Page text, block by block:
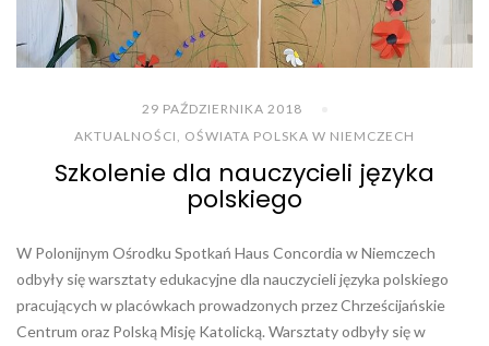
29 PAŹDZIERNIKA 2018
AKTUALNOŚCI
OŚWIATA POLSKA W NIEMCZECH
Szkolenie dla nauczycieli języka
polskiego
W Polonijnym Ośrodku Spotkań Haus Concordia w Niemczech
odbyły się warsztaty edukacyjne dla nauczycieli języka polskiego
pracujących w placówkach prowadzonych przez Chrześcijańskie
Centrum oraz Polską Misję Katolicką. Warsztaty odbyły się w